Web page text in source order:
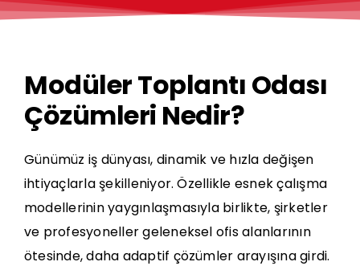
Modüler Toplantı Odası
Çözümleri Nedir?
Günümüz iş dünyası, dinamik ve hızla değişen
ihtiyaçlarla şekilleniyor. Özellikle esnek çalışma
modellerinin yaygınlaşmasıyla birlikte, şirketler
ve profesyoneller geleneksel ofis alanlarının
ötesinde, daha adaptif çözümler arayışına girdi.